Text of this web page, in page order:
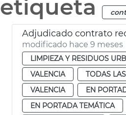
etiqueta
modificado hace 9 meses
LIMPIEZA Y RESIDUOS
VALENCIA
TODAS
VALENCIA
EN
EN PORTADA TEMÁTICA